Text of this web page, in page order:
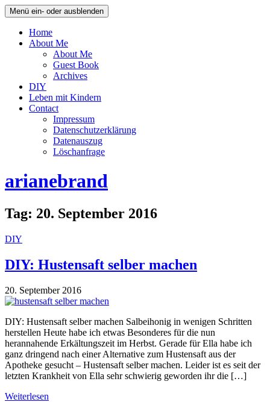
Menü ein- oder ausblenden
Home
About Me
About Me
Guest Book
Archives
DIY
Leben mit Kindern
Contact
Impressum
Datenschutzerklärung
Datenauszug
Löschanfrage
arianebrand
Tag: 20. September 2016
DIY
DIY: Hustensaft selber machen
20. September 2016
DIY: Hustensaft selber machen Salbeihonig in wenigen Schritten
herstellen Heute habe ich etwas Besonderes für die nun
herannahende Erkältungszeit im Herbst. Gerade für Ella habe ich
ganz dringend nach einer Alternative zum Hustensaft aus der
Apotheke gesucht – Hustensaft selber machen. Leider ist es seit der
letzten Krankheit von Ella sehr schwierig geworden ihr die […]
Weiterlesen